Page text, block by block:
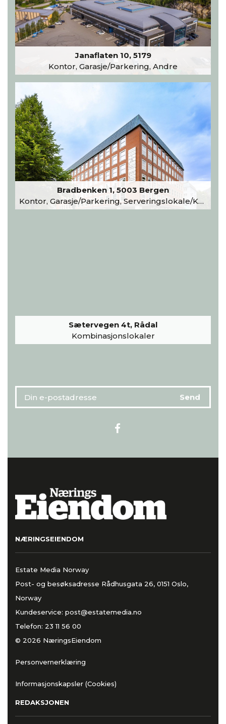
Janaflaten 10, 5179
Kontor, Garasje/Parkering, Andre
Bradbenken 1, 5003 Bergen
Kontor, Garasje/Parkering, Serveringslokale/Kantine, Undervisning/Arrangement
Sætervegen 4t, Rådal
Kombinasjonslokaler
NÆRINGSEIENDOM
Estate Media Norway
Post- og besøksadresse Rådhusgata 26, 0151 Oslo,
Norway
Kundeservice: post@estatemedia.no
Telefon: 23 11 56 00
© 2026 NæringsEiendom
Personvernerklæring
Informasjonskapsler (Cookies)
REDAKSJONEN